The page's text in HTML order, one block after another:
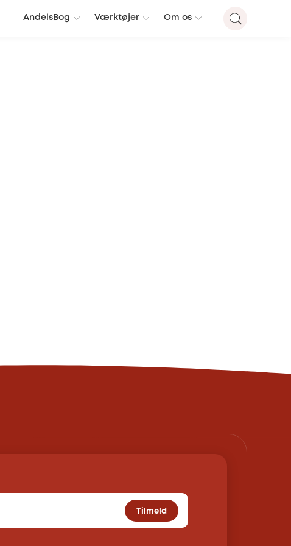
AndelsBog Værktøjer Om os
Tilmeld